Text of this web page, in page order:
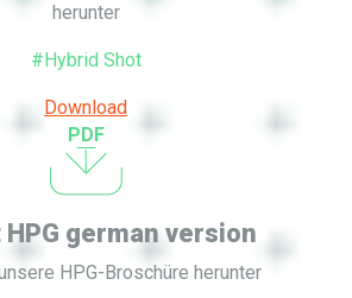
herunter
#Hybrid Shot
Download
PDF
german version
HPG-Broschüre herunter